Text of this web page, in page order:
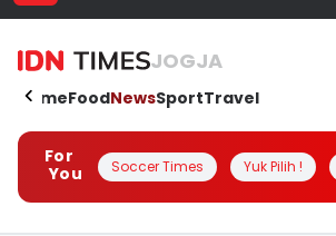
JOGJA
HomeFoodNewsSportTravel
For
You
Soccer Times Yuk Pilih !